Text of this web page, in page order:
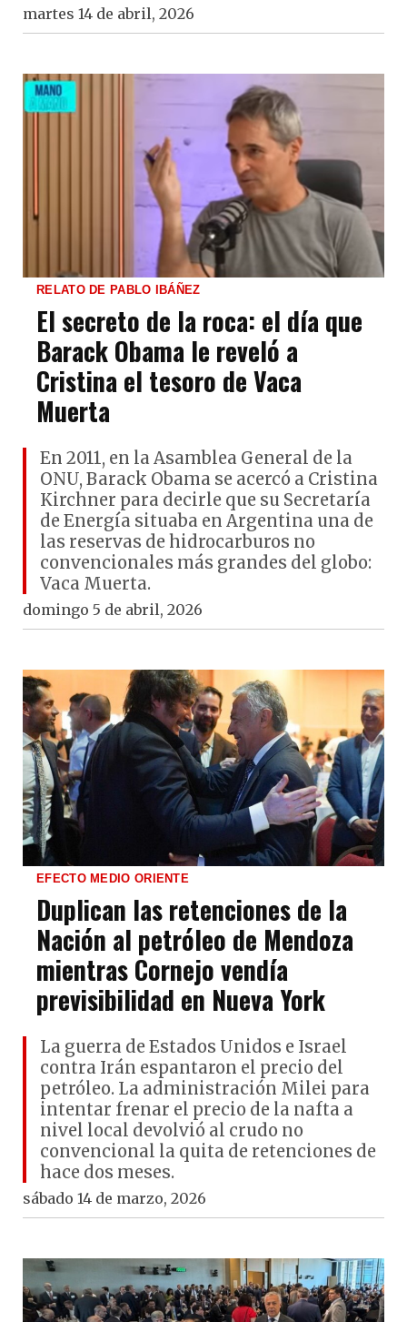
martes 14 de abril, 2026
RELATO DE PABLO IBÁÑEZ
El secreto de la roca: el día que
Barack Obama le reveló a
Cristina el tesoro de Vaca
Muerta
En 2011, en la Asamblea General de la
ONU, Barack Obama se acercó a Cristina
Kirchner para decirle que su Secretaría
de Energía situaba en Argentina una de
las reservas de hidrocarburos no
convencionales más grandes del globo:
Vaca Muerta.
domingo 5 de abril, 2026
EFECTO MEDIO ORIENTE
Duplican las retenciones de la
Nación al petróleo de Mendoza
mientras Cornejo vendía
previsibilidad en Nueva York
La guerra de Estados Unidos e Israel
contra Irán espantaron el precio del
petróleo. La administración Milei para
intentar frenar el precio de la nafta a
nivel local devolvió al crudo no
convencional la quita de retenciones de
hace dos meses.
sábado 14 de marzo, 2026